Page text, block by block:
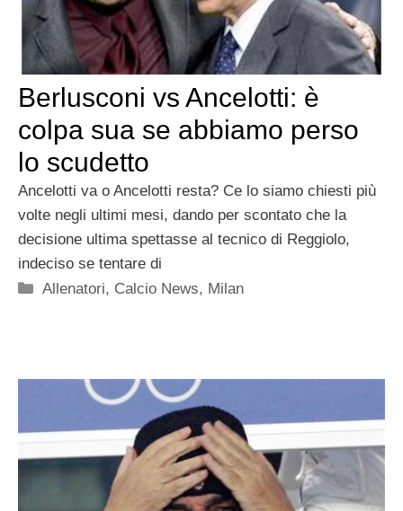
Berlusconi vs Ancelotti: è
colpa sua se abbiamo perso
lo scudetto
Ancelotti va o Ancelotti resta? Ce lo siamo chiesti più
volte negli ultimi mesi, dando per scontato che la
decisione ultima spettasse al tecnico di Reggiolo,
indeciso se tentare di
Categorie
Allenatori, Calcio News, Milan